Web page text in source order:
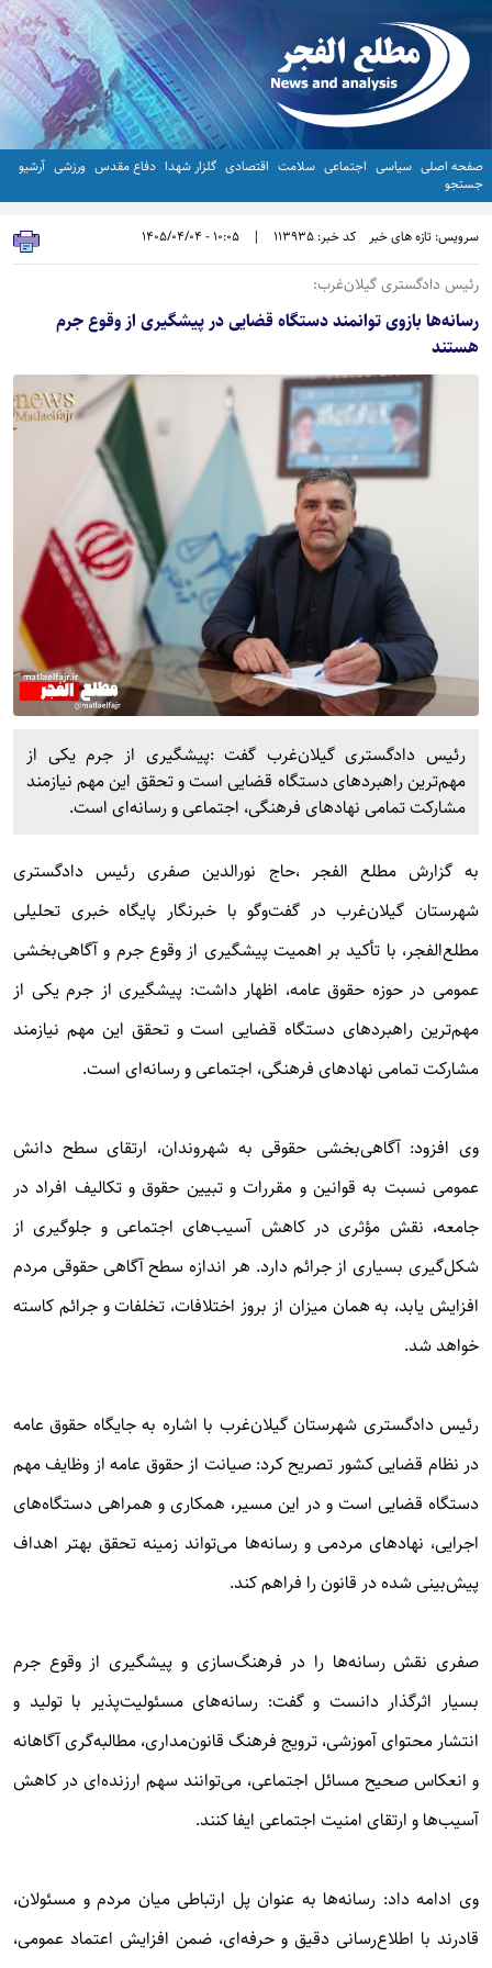
صفحه اصلی سیاسی اجتماعی سلامت اقتصادی گلزار شهدا دفاع مقدس ورزشی آرشیو
جستجو
سرویس: تازه های خبر کد خبر: 113935 |
10:05 - 1405/04/04
رئیس دادگستری گیلان‌غرب:
رسانه‌ها بازوی توانمند دستگاه قضایی در پیشگیری از وقوع جرم
هستند
رئیس دادگستری گیلان‌غرب گفت :پیشگیری از جرم یکی از
مهم‌ترین راهبردهای دستگاه قضایی است و تحقق این مهم نیازمند
مشارکت تمامی نهادهای فرهنگی، اجتماعی و رسانه‌ای است.
به گزارشمطلع الفجر ،حاج نورالدین صفری رئیس دادگستری
شهرستان گیلان‌غرب در گفت‌وگو با خبرنگار پایگاه خبری تحلیلی
مطلع‌الفجر، با تأکید بر اهمیت پیشگیری از وقوع جرم و آگاهی‌بخشی
عمومی در حوزه حقوق عامه، اظهار داشت: پیشگیری از جرم یکی از
مهم‌ترین راهبردهای دستگاه قضایی است و تحقق این مهم نیازمند
مشارکت تمامی نهادهای فرهنگی، اجتماعی و رسانه‌ای است.
وی افزود: آگاهی‌بخشی حقوقی به شهروندان، ارتقای سطح دانش
عمومی نسبت به قوانین و مقررات و تبیین حقوق و تکالیف افراد در
جامعه، نقش مؤثری در کاهش آسیب‌های اجتماعی و جلوگیری از
شکل‌گیری بسیاری از جرائم دارد. هر اندازه سطح آگاهی حقوقی مردم
افزایش یابد، به همان میزان از بروز اختلافات، تخلفات و جرائم کاسته
خواهد شد.
رئیس دادگستری شهرستان گیلان‌غرب با اشاره به جایگاه حقوق عامه
در نظام قضایی کشور تصریح کرد: صیانت از حقوق عامه از وظایف مهم
دستگاه قضایی است و در این مسیر، همکاری و همراهی دستگاه‌های
اجرایی، نهادهای مردمی و رسانه‌ها می‌تواند زمینه تحقق بهتر اهداف
پیش‌بینی شده در قانون را فراهم کند.
صفری نقش رسانه‌ها را در فرهنگ‌سازی و پیشگیری از وقوع جرم
بسیار اثرگذار دانست و گفت: رسانه‌های مسئولیت‌پذیر با تولید و
انتشار محتوای آموزشی، ترویج فرهنگ قانون‌مداری، مطالبه‌گری آگاهانه
و انعکاس صحیح مسائل اجتماعی، می‌توانند سهم ارزنده‌ای در کاهش
آسیب‌ها و ارتقای امنیت اجتماعی ایفا کنند.
وی ادامه داد: رسانه‌ها به عنوان پل ارتباطی میان مردم و مسئولان،
قادرند با اطلاع‌رسانی دقیق و حرفه‌ای، ضمن افزایش اعتماد عمومی،